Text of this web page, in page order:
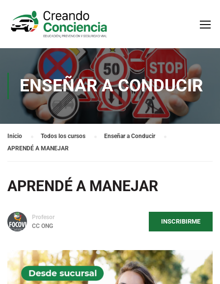
ENSEÑAR A CONDUCIR
Inicio Todos los cursos
Enseñar a Conducir
APRENDÉ A MANEJAR
APRENDÉ A MANEJAR
Profesor
CC ONG
INSCRIBIRME